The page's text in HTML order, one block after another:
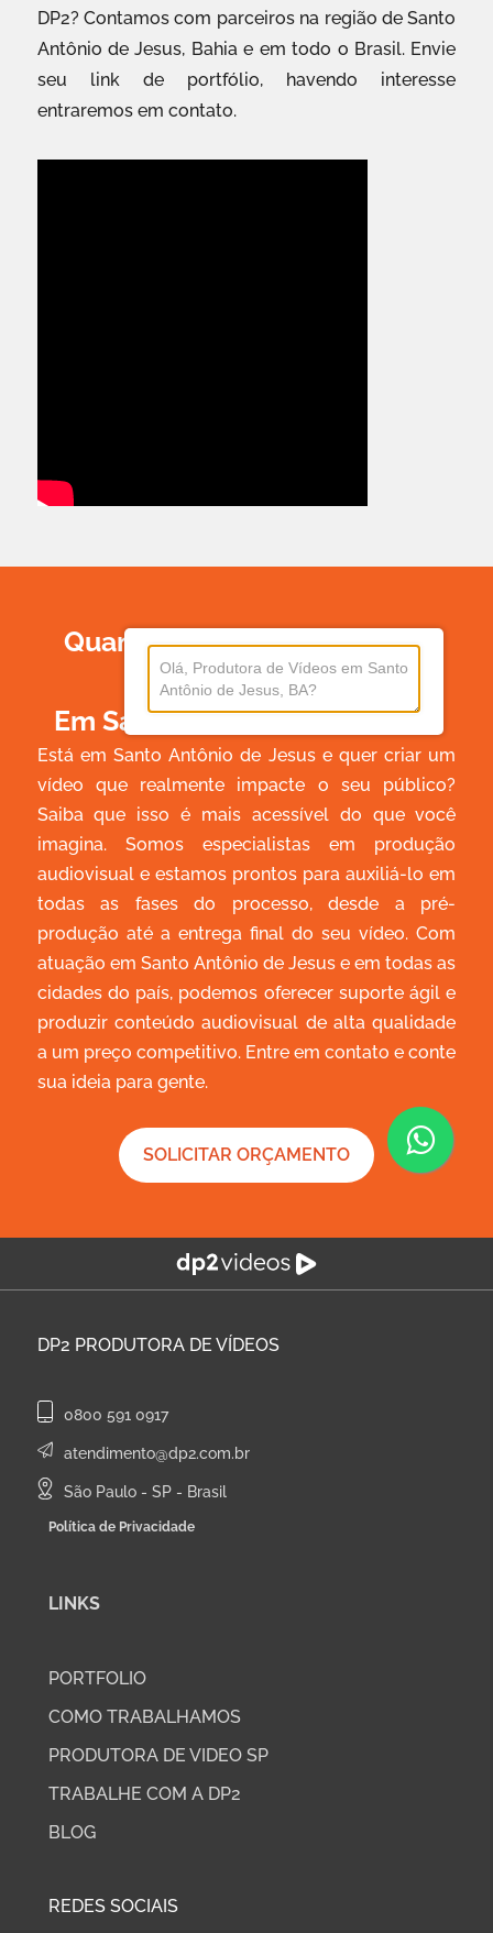
DP2? Contamos com parceiros na região de Santo
Antônio de Jesus, Bahia e em todo o Brasil. Envie
seu link de portfólio, havendo interesse
entraremos em contato.
Quanto Custa Produzir Um
Vídeo
Em Santo Antônio De Jesus?
Está em Santo Antônio de Jesus e quer criar um
vídeo que realmente impacte o seu público?
Saiba que isso é mais acessível do que você
imagina. Somos especialistas em produção
audiovisual e estamos prontos para auxiliá-lo em
todas as fases do processo, desde a pré-
produção até a entrega final do seu vídeo. Com
atuação em Santo Antônio de Jesus e em todas as
cidades do país, podemos oferecer suporte ágil e
produzir conteúdo audiovisual de alta qualidade
a um preço competitivo. Entre em contato e conte
sua ideia para gente.
SOLICITAR ORÇAMENTO
DP2 PRODUTORA DE VÍDEOS
0800 591 0917
atendimento@dp2.com.br
São Paulo - SP - Brasil
Política de Privacidade
LINKS
PORTFOLIO
COMO TRABALHAMOS
PRODUTORA DE VIDEO SP
TRABALHE COM A DP2
BLOG
REDES SOCIAIS